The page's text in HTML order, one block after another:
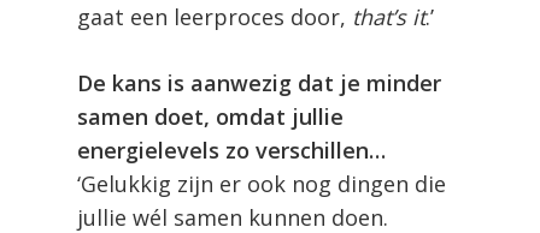
gaat een leerproces door, that’s it.’
De kans is aanwezig dat je minder
samen doet, omdat jullie
energielevels zo verschillen…
‘Gelukkig zijn er ook nog dingen die
jullie wél samen kunnen doen.